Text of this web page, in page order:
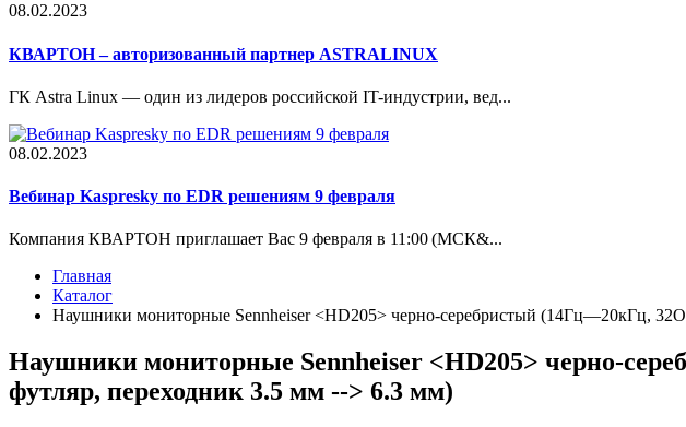
08.02.2023
КВАРТОН – авторизованный партнер ASTRALINUX
ГК Astra Linux — один из лидеров российской IT-индустрии, вед...
08.02.2023
Вебинар Kaspresky по EDR решениям 9 февраля
Компания КВАРТОН приглашает Вас 9 февраля в 11:00 (МСК&...
Главная
Каталог
Наушники мониторные Sennheiser <HD205> черно-серебристый (14Гц—20кГц,
Наушники мониторные Sennheiser <HD205> черно-
футляр, переходник 3.5 мм --> 6.3 мм)